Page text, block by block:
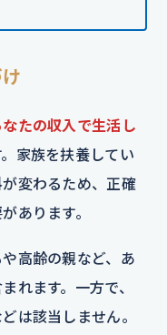
たの収入で生活し
。家族を扶養してい
変わるため、正確
あります。
高齢の親など、あ
れます。一方で、
は該当しません。